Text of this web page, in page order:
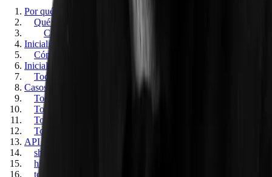
Por qué crear tu propio tooltip reutilizable
Qué problemas debe resolver un tooltip moderno
Características del componente
Inicialización automática
Cómo funciona la inicialización declarativa
Inicialización programática
Tooltip con contenido HTML
Casos de uso
Tooltip básico con hover
Tooltip mediante click
Tooltip manual
Tooltip con auto placement
API pública
show()
hide()
toggle()